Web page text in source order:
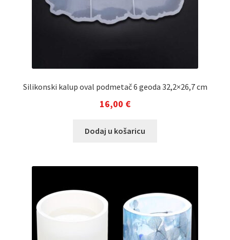
Silikonski kalup oval podmetač 6 geoda 32,2×26,7 cm
16,00 €
Dodaj u košaricu